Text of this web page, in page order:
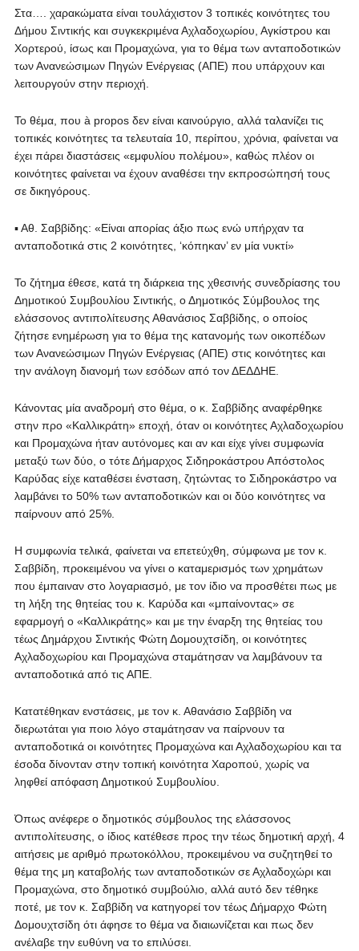
Στα…. χαρακώματα είναι τουλάχιστον 3 τοπικές κοινότητες του
Δήμου Σιντικής και συγκεκριμένα Αχλαδοχωρίου, Αγκίστρου και
Χορτερού, ίσως και Προμαχώνα, για το θέμα των ανταποδοτικών
των Ανανεώσιμων Πηγών Ενέργειας (ΑΠΕ) που υπάρχουν και
λειτουργούν στην περιοχή.
Το θέμα, που à propos δεν είναι καινούργιο, αλλά ταλανίζει τις
τοπικές κοινότητες τα τελευταία 10, περίπου, χρόνια, φαίνεται να
έχει πάρει διαστάσεις «εμφυλίου πολέμου», καθώς πλέον οι
κοινότητες φαίνεται να έχουν αναθέσει την εκπροσώπησή τους
σε δικηγόρους.
▪ Αθ. Σαββίδης: «Είναι απορίας άξιο πως ενώ υπήρχαν τα
ανταποδοτικά στις 2 κοινότητες, ‘κόπηκαν’ εν μία νυκτί»
Το ζήτημα έθεσε, κατά τη διάρκεια της χθεσινής συνεδρίασης του
Δημοτικού Συμβουλίου Σιντικής, ο Δημοτικός Σύμβουλος της
ελάσσονος αντιπολίτευσης Αθανάσιος Σαββίδης, ο οποίος
ζήτησε ενημέρωση για το θέμα της κατανομής των οικοπέδων
των Ανανεώσιμων Πηγών Ενέργειας (ΑΠΕ) στις κοινότητες και
την ανάλογη διανομή των εσόδων από τον ΔΕΔΔΗΕ.
Κάνοντας μία αναδρομή στο θέμα, ο κ. Σαββίδης αναφέρθηκε
στην προ «Καλλικράτη» εποχή, όταν οι κοινότητες Αχλαδοχωρίου
και Προμαχώνα ήταν αυτόνομες και αν και είχε γίνει συμφωνία
μεταξύ των δύο, ο τότε Δήμαρχος Σιδηροκάστρου Απόστολος
Καρύδας είχε καταθέσει ένσταση, ζητώντας το Σιδηροκάστρο να
λαμβάνει το 50% των ανταποδοτικών και οι δύο κοινότητες να
παίρνουν από 25%.
Η συμφωνία τελικά, φαίνεται να επετεύχθη, σύμφωνα με τον κ.
Σαββίδη, προκειμένου να γίνει ο καταμερισμός των χρημάτων
που έμπαιναν στο λογαριασμό, με τον ίδιο να προσθέτει πως με
τη λήξη της θητείας του κ. Καρύδα και «μπαίνοντας» σε
εφαρμογή ο «Καλλικράτης» και με την έναρξη της θητείας του
τέως Δημάρχου Σιντικής Φώτη Δομουχτσίδη, οι κοινότητες
Αχλαδοχωρίου και Προμαχώνα σταμάτησαν να λαμβάνουν τα
ανταποδοτικά από τις ΑΠΕ.
Κατατέθηκαν ενστάσεις, με τον κ. Αθανάσιο Σαββίδη να
διερωτάται για ποιο λόγο σταμάτησαν να παίρνουν τα
ανταποδοτικά οι κοινότητες Προμαχώνα και Αχλαδοχωρίου και τα
έσοδα δίνονταν στην τοπική κοινότητα Χαροπού, χωρίς να
ληφθεί απόφαση Δημοτικού Συμβουλίου.
Όπως ανέφερε ο δημοτικός σύμβουλος της ελάσσονος
αντιπολίτευσης, ο ίδιος κατέθεσε προς την τέως δημοτική αρχή, 4
αιτήσεις με αριθμό πρωτοκόλλου, προκειμένου να συζητηθεί το
θέμα της μη καταβολής των ανταποδοτικών σε Αχλαδοχώρι και
Προμαχώνα, στο δημοτικό συμβούλιο, αλλά αυτό δεν τέθηκε
ποτέ, με τον κ. Σαββίδη να κατηγορεί τον τέως Δήμαρχο Φώτη
Δομουχτσίδη ότι άφησε το θέμα να διαιωνίζεται και πως δεν
ανέλαβε την ευθύνη να το επιλύσει.